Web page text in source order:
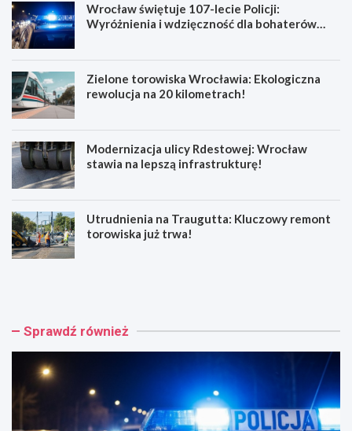
Wrocław świętuje 107-lecie Policji:
Wyróżnienia i wdzięczność dla bohaterów
Zielone torowiska Wrocławia: Ekologiczna
rewolucja na 20 kilometrach!
Modernizacja ulicy Rdestowej: Wrocław
stawia na lepszą infrastrukturę!
Utrudnienia na Traugutta: Kluczowy remont
torowiska już trwa!
W
a
i
Z
n
r
Sprawdź również